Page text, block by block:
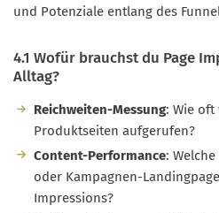
und Potenziale entlang des
4.1 Wofür brauchst du Page
Alltag?
Reichweiten-Messung: Wie oft
Produktseiten aufgerufen?
Content-Performance:
oder Kampagnen-
Impressions?